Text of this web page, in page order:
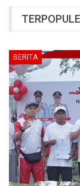
BERITA